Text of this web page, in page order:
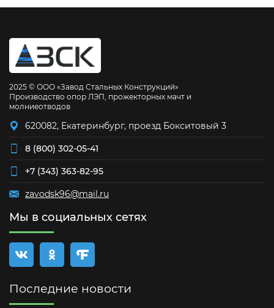
2025 © ООО «Завод Стальных Конструкций»
Производство опор ЛЭП, прожекторных мачт и
молниеотводов
620082, Екатеринбург, проезд Бокситовый 3
8 (800) 302-05-41
+7 (343) 363-82-95
zavodsk96@mail.ru
Мы в социальных сетях
Последние новости